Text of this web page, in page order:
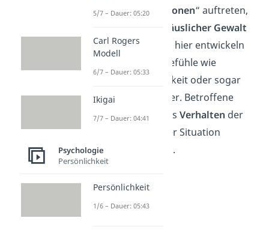
alltäglichenSituationen“ auftreten,
häuslicher Gewalt
oderMobbing
. Auch hier entwickeln
die Opfer positive Gefühle wie
Sympathie, Dankbarkeit oder sogar
Liebe für ihre Peiniger. Betroffene
verteidigendann das Verhalten der
Angreifer, um mit der Situation
umgehen zu können.
5/7 – Dauer: 05:20
Carl Rogers
Modell
6/7 – Dauer: 05:33
Ikigai
7/7 – Dauer: 04:41
Psychologie
Persönlichkeit
Persönlichkeit
1/6 – Dauer: 05:43